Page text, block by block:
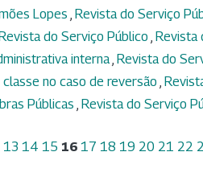
Lopes Revista do Serviço
do Serviço Público Revista
interna Revista do
no caso de reversão
Públicas Revista do Serviço
13 14 15 16 17 18 19 20 21 22